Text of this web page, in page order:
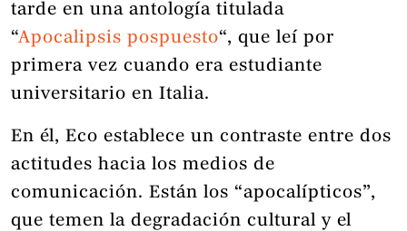
tarde en una antología titulada
“Apocalipsis pospuesto“, que leí por
primera vez cuando era estudiante
universitario en Italia.
En él, Eco establece un contraste entre dos
actitudes hacia los medios de
comunicación. Están los “apocalípticos”,
que temen la degradación cultural y el